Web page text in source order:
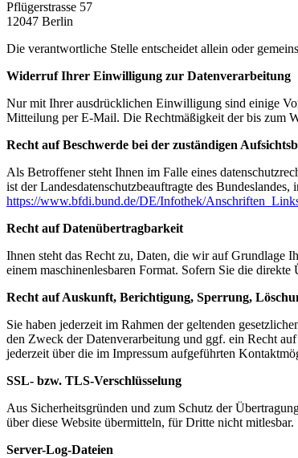
Pflügerstrasse 57
12047 Berlin
Die verantwortliche Stelle entscheidet allein oder
Widerruf Ihrer Einwilligung zur Datenverarbeitung
Nur mit Ihrer ausdrücklichen Einwilligung sind einige
Mitteilung per E-Mail. Die Rechtmäßigkeit der bis zum
Recht auf Beschwerde bei der zuständigen
Als Betroffener steht Ihnen im Falle eines
ist der Landesdatenschutzbeauftragte des
https://www.bfdi.bund.de/DE/Infothek/
Recht auf Datenübertragbarkeit
Ihnen steht das Recht zu, Daten, die wir auf Grundlage
einem maschinenlesbaren Format. Sofern Sie die
Recht auf Auskunft, Berichtigung, Sperrung,
Sie haben jederzeit im Rahmen der geltenden
den Zweck der Datenverarbeitung und ggf. ein Recht
jederzeit über die im Impressum aufgeführten
SSL- bzw. TLS-Verschlüsselung
Aus Sicherheitsgründen und zum Schutz der
über diese Website übermitteln, für Dritte nicht
Server-Log-Dateien